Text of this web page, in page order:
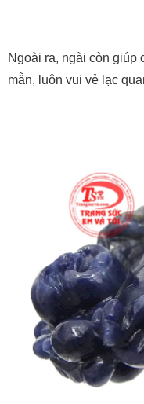
Ngoài ra, ngài còn
mẫn, luôn vui vẻ lạc